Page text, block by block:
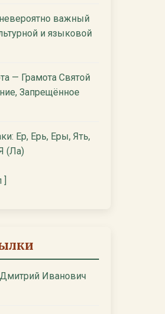
важный
и языковой
— Грамота Святой
Запрещённое
Ер, Ерь, Еры, Ять,
(Ла)
]
Иванович